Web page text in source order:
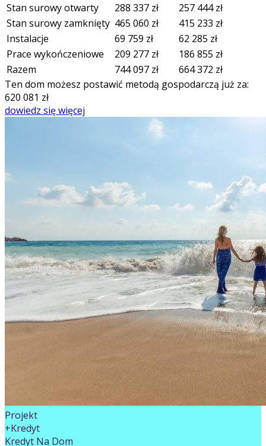
Stan surowy otwarty
288 337 zł 257 444zł
Stan surowy zamknięty 465 060 zł 415 233 zł
Instalacje
69 759 zł 62 285 zł
Prace wykończeniowe
209 277 zł 186 855 zł
Razem
744 097 zł 664 372 zł
Ten dom możesz postawić metodą gospodarczą już za:
620 081 zł
dowiedz się więcej
Projekt
+Kredyt
Kredyt Na Dom